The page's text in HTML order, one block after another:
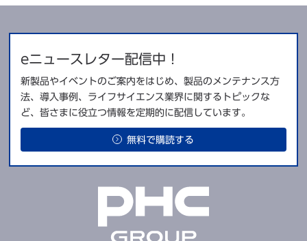
eニュースレター配信中！
新製品やイベントのご案内をはじめ、製品のメンテナンス方
法、導入事例、ライフサイエンス業界に関するトピックな
ど、皆さまに役立つ情報を定期的に配信しています。
無料で購読する